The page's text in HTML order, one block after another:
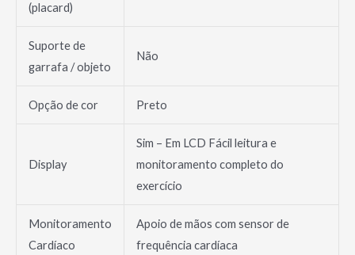
(placard)
Suporte de
garrafa / objeto
Não
Opção de cor Preto
Display
Sim – Em LCD Fácil leitura e
monitoramento completo do
exercício
Monitoramento
Cardíaco
Apoio de mãos com sensor de
frequência cardíaca